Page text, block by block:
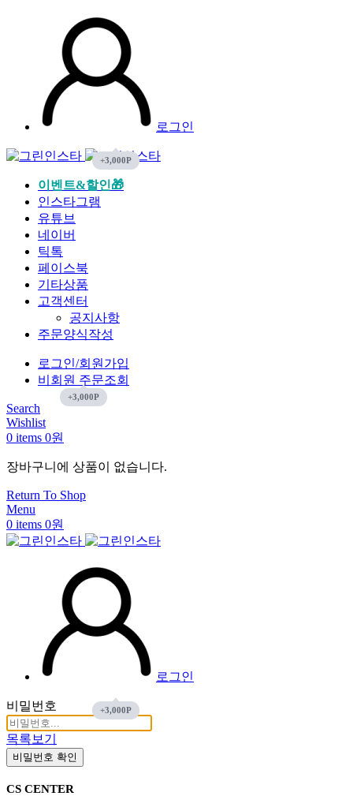
로그인
이벤트&할인🎁
인스타그램
유튜브
네이버
틱톡
페이스북
기타상품
고객센터
공지사항
주문양식작성
로그인/회원가입
비회원 주문조회
Search
Wishlist
0 items 0원
장바구니에 상품이 없습니다.
Return To Shop
Menu
0 items 0원
로그인
비밀번호
목록보기
비밀번호 확인
CS CENTER